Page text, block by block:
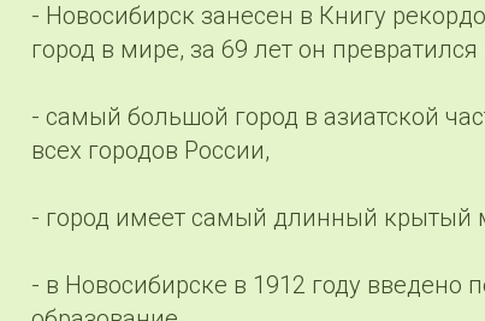
- Новосибирск занесен в Книгу
город в мире, за 69 лет он
- самый большой город в азиатской
всех городов России,
- город имеет самый длинный крытый
- в Новосибирске в 1912 году введено